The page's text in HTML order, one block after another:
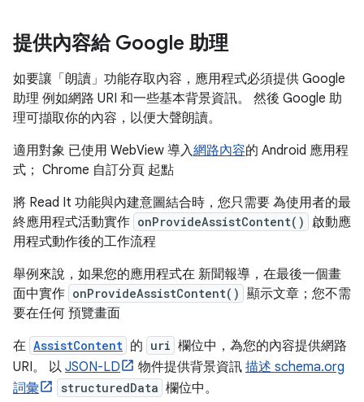
提供內容給 Google 助理
如要讓「朗讀」功能存取內容，應用程式必須提供 Google
助理 例如網路 URI 和一些基本背景資訊。 然後 Google 助
理可擷取你的內容，以便大聲朗讀。
適用對象 已使用 WebView 導入網路內容的 Android 應用程
式； Chrome 自訂分頁 起點
將 Read It 功能與內建意圖結合時，您只需要 為使用者的最
終應用程式活動實作 onProvideAssistContent()
啟動應
用程式動作後的工作流程
舉例來說，如果您的應用程式在 新聞報導，在最後一個畫
面中實作 onProvideAssistContent() 顯示文章；您不需
要在任何 預覽畫面
在 AssistContent 的 uri 欄位中，為您的內容提供網路
URI。 以 JSON-LD 物件提供背景資訊 描述 schema.org
詞彙
structuredData 欄位中。